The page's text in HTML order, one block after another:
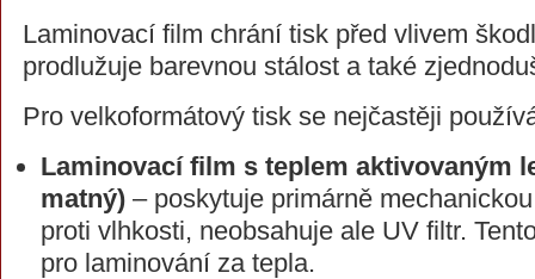
Laminovací film chrání tisk před vlivem
prodlužuje barevnou stálost a také
Pro velkoformátový tisk se nejčastěji
Laminovací film s teplem aktivovaným
matný) – poskytuje primárně
proti vlhkosti, neobsahuje ale UV filtr.
pro laminování za tepla.